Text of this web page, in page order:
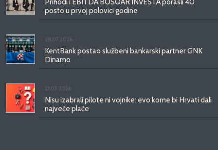
Prihodi i EBITDA BOSQAR INVESTA porasli 40
posto u prvoj polovici godine
28.07.2026.
KentBank postao službeni bankarski partner GNK
Dinamo
21.07.2026.
Nisu izabrali pilote ni vojnike: evo kome bi Hrvati dali
najveće plaće